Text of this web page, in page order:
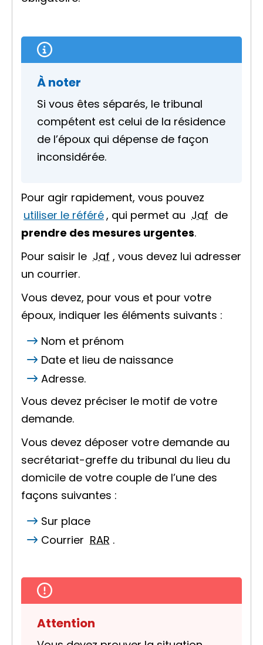
À noter
Si vous êtes séparés, le tribunal
compétent est celui de la résidence
de l’époux qui dépense de façon
inconsidérée.
Pour agir rapidement, vous pouvez
utiliser le référé, qui permet au Jaf de
prendre des mesures urgentes.
Pour saisir le Jaf , vous devez lui adresser
un courrier.
Vous devez, pour vous et pour votre
époux, indiquer les éléments suivants :
Nom et prénom
Date et lieu de naissance
Adresse.
Vous devez préciser le motif de votre
demande.
Vous devez déposer votre demande au
secrétariat-greffe du tribunal du lieu du
domicile de votre couple de l’une des
façons suivantes :
Sur place
Courrier RAR .
Attention